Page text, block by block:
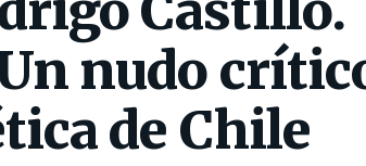
nudo
de Chile